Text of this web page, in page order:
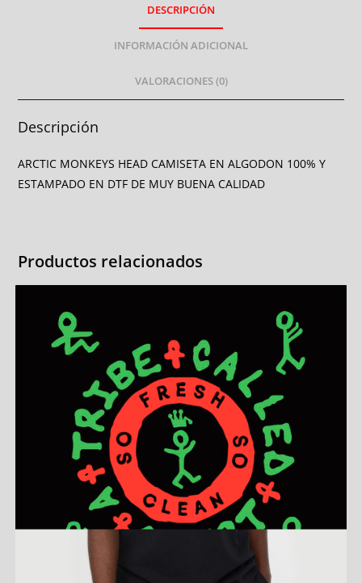
DESCRIPCIÓN
INFORMACIÓN ADICIONAL
VALORACIONES (0)
Descripción
ARCTIC MONKEYS HEAD CAMISETA EN ALGODON 100% Y
ESTAMPADO EN DTF DE MUY BUENA CALIDAD
Productos relacionados